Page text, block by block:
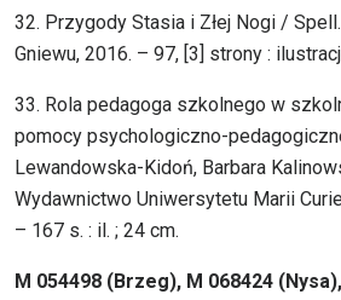
32. Przygody Stasia i Złej Nogi /
Gniewu, 2016. – 97, [3] strony :
33. Rola pedagoga szkolnego w
pomocy psychologiczno-
Lewandowska-Kidoń, Barbara
Wydawnictwo Uniwersytetu Marii
– 167 s. : il. ; 24 cm.
M 054498 (Brzeg), M 068424